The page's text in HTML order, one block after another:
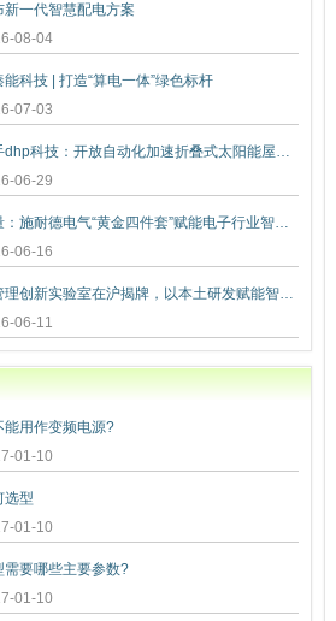
一代智慧配电方案
08-04
科技 | 打造“算电一体”绿色标杆
07-03
施耐德电气携手dhp科技：开放自动化加速折叠式太阳能屋顶创新
06-29
提升效率与质量：施耐德电气“黄金四件套”赋能电子行业智能升级
06-16
施耐德电气热管理创新实验室在沪揭牌，以本土研发赋能智算未
06-11
能用作变频电源?
01-10
选型
01-10
需要哪些主要参数?
01-10